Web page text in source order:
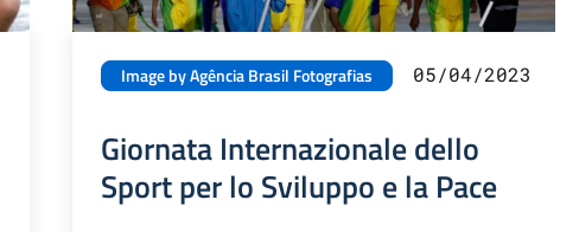
Image by Agência Brasil Fotografias 05/04/2023
Giornata Internazionale dello
Sport per lo Sviluppo e la Pace